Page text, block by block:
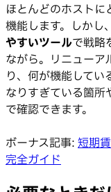
ほとんどのホストに
機能します。しかし
やすいツールで戦略
ながら。リニューア
り、何が機能して
なりすぎている箇所
で確認できます。
ボーナス記事: 短期
完全ガイド